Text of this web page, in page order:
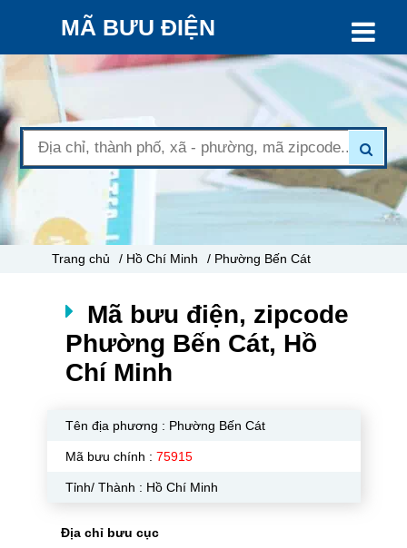
MÃ BƯU ĐIỆN
Trang chủ / Hồ Chí Minh / Phường Bến Cát
Mã bưu điện, zipcode
Phường Bến Cát, Hồ
Chí Minh
Tên địa phương : Phường Bến Cát
Mã bưu chính : 75915
Tỉnh/ Thành : Hồ Chí Minh
Địa chỉ bưu cục